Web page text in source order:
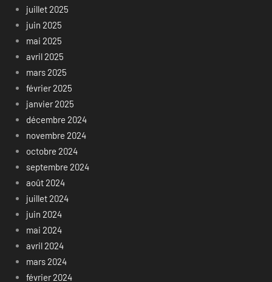
juillet 2025
juin 2025
mai 2025
avril 2025
mars 2025
février 2025
janvier 2025
décembre 2024
novembre 2024
octobre 2024
septembre 2024
août 2024
juillet 2024
juin 2024
mai 2024
avril 2024
mars 2024
février 2024